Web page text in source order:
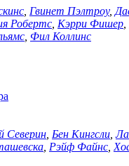
Гвинет Пэлтроу,
Робертс Кэрри Фишер
Фил Коллинс
Северин Бен Кингсли ,
Рэйф Файнс